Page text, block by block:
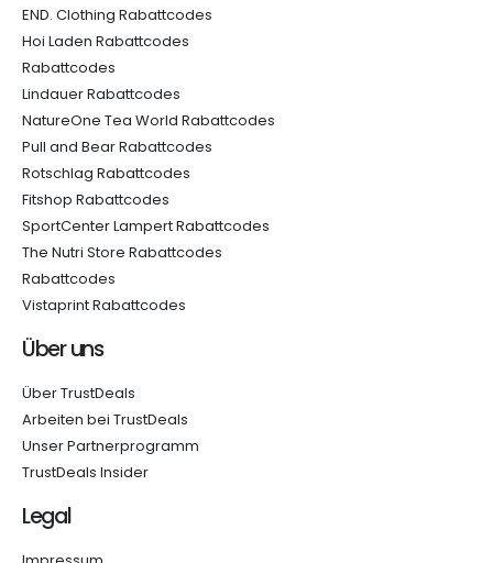
END. Clothing Rabattcodes
Hoi Laden Rabattcodes
Rabattcodes
Lindauer Rabattcodes
NatureOne Tea World Rabattcodes
Pull and Bear Rabattcodes
Rotschlag Rabattcodes
Fitshop Rabattcodes
SportCenter Lampert Rabattcodes
The Nutri Store Rabattcodes
Rabattcodes
Vistaprint Rabattcodes
Über uns
Über TrustDeals
Arbeiten bei TrustDeals
Unser Partnerprogramm
TrustDeals Insider
Legal